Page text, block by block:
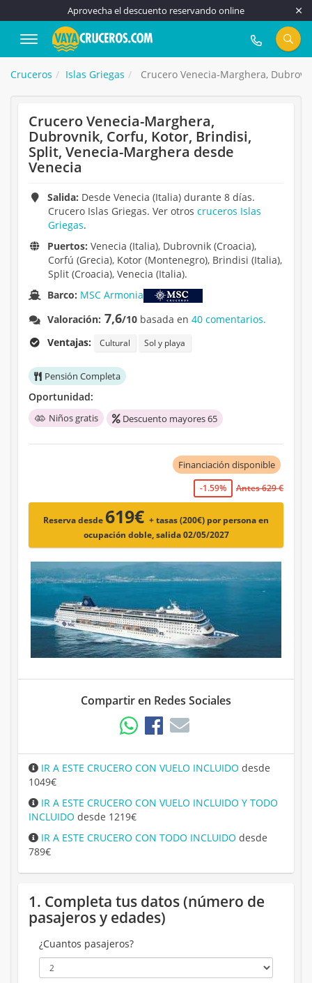
Aprovecha el descuento reservando online
917 815 555
Cruceros Islas Griegas Crucero Venecia-Marghera,
Crucero Venecia-Marghera,
Dubrovnik, Corfu, Kotor, Brindisi,
Split, Venecia-Marghera desde
Venecia
Salida: Desde Venecia (Italia) durante 8 días.
Crucero Islas Griegas. Ver otros cruceros Islas
Griegas.
Puertos: Venecia (Italia), Dubrovnik (Croacia),
Corfú (Grecia), Kotor (Montenegro), Brindisi (Italia),
Split (Croacia), Venecia (Italia).
Barco: MSC Armonia
Valoración: 7,6/10 basada en40 comentarios.
Ventajas:
Cultural Sol y playa
Pensión Completa
Oportunidad:
Niños gratis Descuento mayores 65
Financiación disponible
-1.59% Antes 629 €
Reserva desde 619€ + tasas (200€) por persona en
ocupación doble, salida 02/05/2027
Compartir en Redes Sociales
IR A ESTE CRUCERO CON VUELO INCLUIDO desde
1049€
IR A ESTE CRUCERO CON VUELO INCLUIDO Y TODO
INCLUIDO desde 1219€
IR A ESTE CRUCERO CON TODO INCLUIDO desde
789€
1. Completa tus datos (número de
pasajeros y edades)
¿Cuantos pasajeros?